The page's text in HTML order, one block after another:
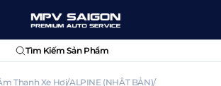
Tìm Kiếm Sản Phẩm
Thanh Xe Hơi ALPINE (NHẬT BẢN)